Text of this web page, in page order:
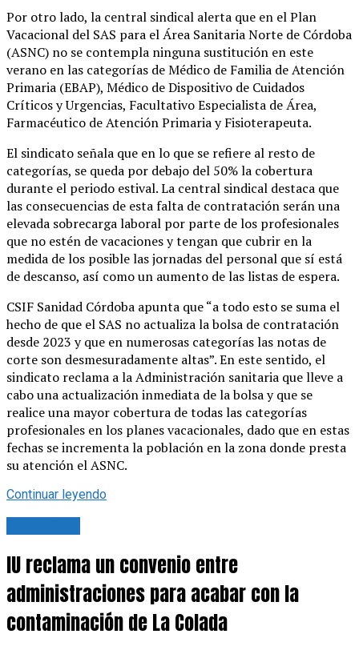
Por otro lado, la central sindical alerta que en el Plan
Vacacional del SAS para el Área Sanitaria Norte de Córdoba
(ASNC) no se contempla ninguna sustitución en este
verano en las categorías de Médico de Familia de Atención
Primaria (EBAP), Médico de Dispositivo de Cuidados
Críticos y Urgencias, Facultativo Especialista de Área,
Farmacéutico de Atención Primaria y Fisioterapeuta.
El sindicato señala que en lo que se refiere al resto de
categorías, se queda por debajo del 50% la cobertura
durante el periodo estival. La central sindical destaca que
las consecuencias de esta falta de contratación serán una
elevada sobrecarga laboral por parte de los profesionales
que no estén de vacaciones y tengan que cubrir en la
medida de los posible las jornadas del personal que sí está
de descanso, así como un aumento de las listas de espera.
CSIF Sanidad Córdoba apunta que “a todo esto se suma el
hecho de que el SAS no actualiza la bolsa de contratación
desde 2023 y que en numerosas categorías las notas de
corte son desmesuradamente altas”. En este sentido, el
sindicato reclama a la Administración sanitaria que lleve a
cabo una actualización inmediata de la bolsa y que se
realice una mayor cobertura de todas las categorías
profesionales en los planes vacacionales, dado que en estas
fechas se incrementa la población en la zona donde presta
su atención el ASNC.
Continuar leyendo
IU reclama un convenio entre
administraciones para acabar con la
contaminación de La Colada